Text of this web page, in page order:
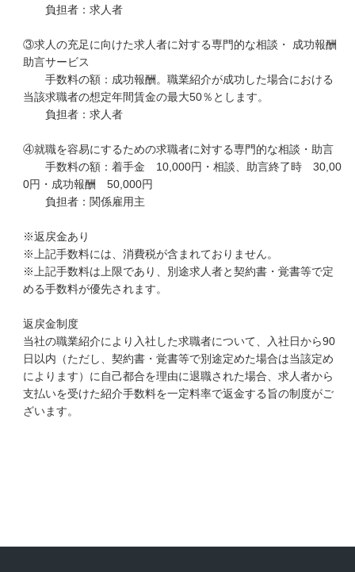
負担者：求人者
③求人の充足に向けた求人者に対する専門的な相談・ 成功報酬
助言サービス
手数料の額：成功報酬。職業紹介が成功した場合における
当該求職者の想定年間賃金の最大50％とします。
負担者：求人者
④就職を容易にするための求職者に対する専門的な相談・助言
手数料の額：着手金 10,000円・相談、助言終了時 30,00
0円・成功報酬 50,000円
負担者：関係雇用主
※返戻金あり
※上記手数料には、消費税が含まれておりません。
※上記手数料は上限であり、別途求人者と契約書・覚書等で定
める手数料が優先されます。
返戻金制度
当社の職業紹介により入社した求職者について、入社日から90
日以内（ただし、契約書・覚書等で別途定めた場合は当該定め
によります）に自己都合を理由に退職された場合、求人者から
支払いを受けた紹介手数料を一定料率で返金する旨の制度がご
ざいます。